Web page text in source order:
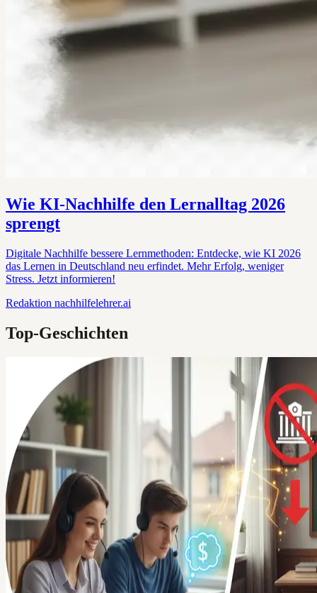
Wie KI-Nachhilfe den Lernalltag 2026
sprengt
Digitale Nachhilfe bessere Lernmethoden: Entdecke, wie KI 2026
das Lernen in Deutschland neu erfindet. Mehr Erfolg, weniger
Stress. Jetzt informieren!
Redaktion nachhilfelehrer.ai
Top-Geschichten